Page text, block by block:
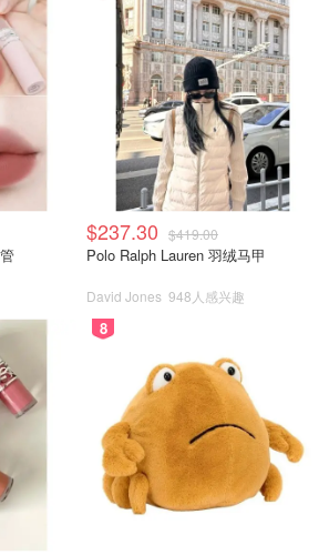
$237.30 $419.00
Polo Ralph Lauren 羽绒马甲
David Jones 948人感兴趣
8